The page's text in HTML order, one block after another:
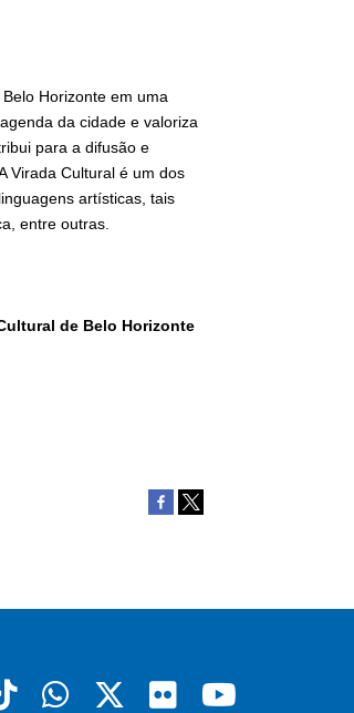
Horizonte em uma
da cidade e valoriza
para a difusão e
Virada Cultural é um dos
artísticas, tais
entre outras.
de Belo Horizonte
TiktokWhatsapp
X Flickr